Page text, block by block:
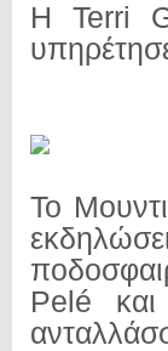
Η Terri
Το
Pelé